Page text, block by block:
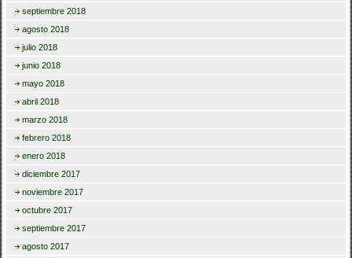
septiembre 2018
agosto 2018
julio 2018
junio 2018
mayo 2018
abril 2018
marzo 2018
febrero 2018
enero 2018
diciembre 2017
noviembre 2017
octubre 2017
septiembre 2017
agosto 2017